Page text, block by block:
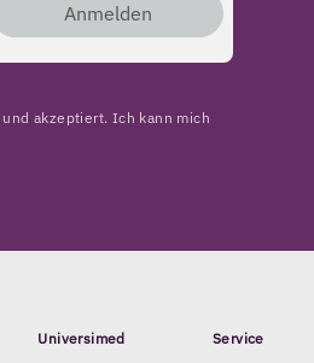
Anmelden
und akzeptiert. Ich kann mich
Universimed Service